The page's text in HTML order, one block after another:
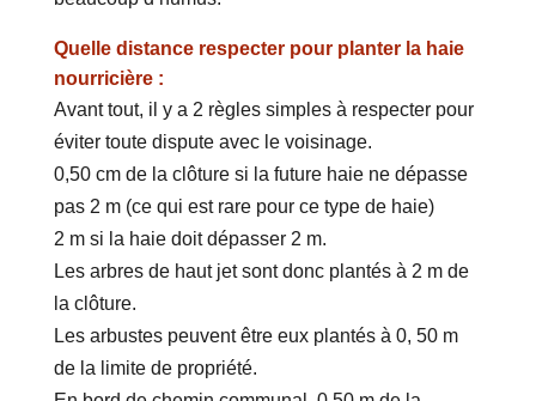
Quelle distance respecter pour planter la haie
nourricière :
Avant tout, il y a 2 règles simples à respecter pour
éviter toute dispute avec le voisinage.
0,50 cm de la clôture si la future haie ne dépasse
pas 2 m (ce qui est rare pour ce type de haie)
2 m si la haie doit dépasser 2 m.
Les arbres de haut jet sont donc plantés à 2 m de
la clôture.
Les arbustes peuvent être eux plantés à 0, 50 m
de la limite de propriété.